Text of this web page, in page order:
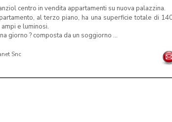
centro in vendita appartamenti su nuova palazzina.
al terzo piano, ha una superficie totale di
e luminosi.
giorno ? composta da un soggiorno ...
Snc